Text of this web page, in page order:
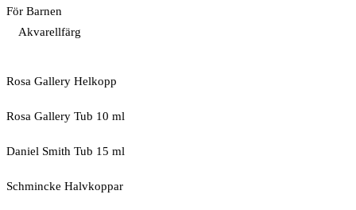
För Barnen
Akvarellfärg
Rosa Gallery Helkopp
Rosa Gallery Tub 10 ml
Daniel Smith Tub 15 ml
Schmincke Halvkoppar